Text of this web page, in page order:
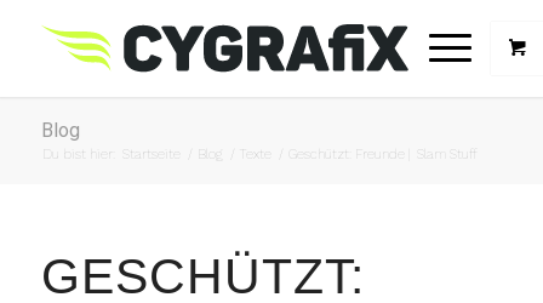
Blog
Du bist hier: Startseite Blog Texte Geschützt: Freunde | Slam Stuff
GESCHÜTZT: